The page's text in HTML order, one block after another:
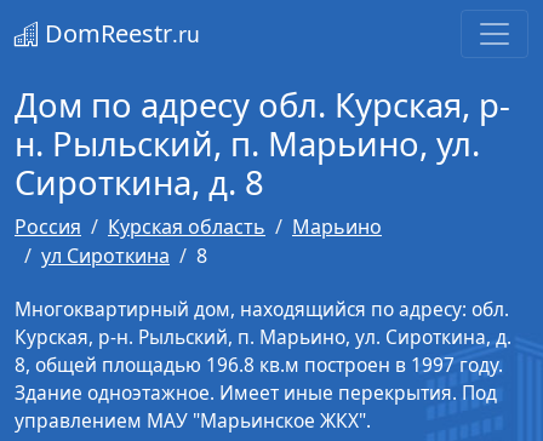
DomReestr.ru
Дом по адресу обл. Курская, р-
н. Рыльский, п. Марьино, ул.
Сироткина, д. 8
Россия Курская область
Марьино
ул Сироткина
8
Многоквартирный дом, находящийся по адресу: обл.
Курская, р-н. Рыльский, п. Марьино, ул. Сироткина, д.
8, общей площадью 196.8 кв.м построен в 1997 году.
Здание одноэтажное. Имеет иные перекрытия. Под
управлением МАУ "Марьинское ЖКХ".